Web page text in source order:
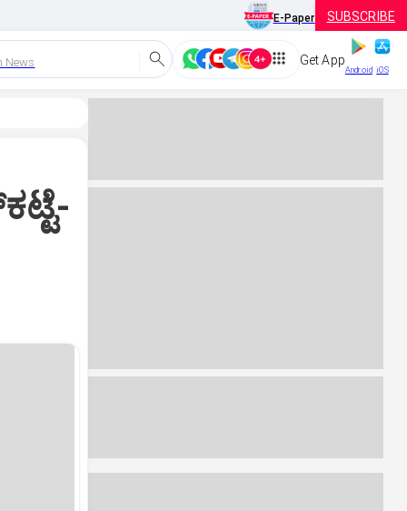
E-Paper SUBSCRIBE
News Get App
Android iOS